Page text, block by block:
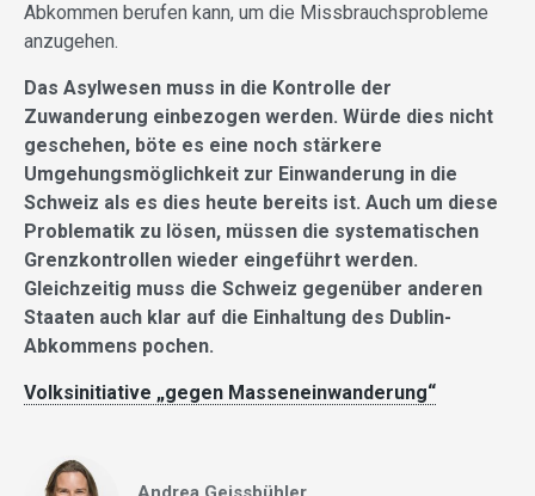
Abkommen berufen kann, um die Missbrauchsprobleme
anzugehen.
Das Asylwesen muss in die Kontrolle der
Zuwanderung einbezogen werden. Würde dies nicht
geschehen, böte es eine noch stärkere
Umgehungsmöglichkeit zur Einwanderung in die
Schweiz als es dies heute bereits ist. Auch um diese
Problematik zu lösen, müssen die systematischen
Grenzkontrollen wieder eingeführt werden.
Gleichzeitig muss die Schweiz gegenüber anderen
Staaten auch klar auf die Einhaltung des Dublin-
Abkommens pochen.
Volksinitiative „gegen Masseneinwanderung“